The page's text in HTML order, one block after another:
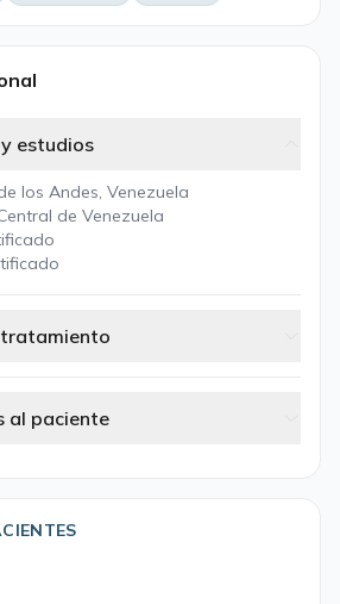
estudios
los Andes, Venezuela
de Venezuela
tratamiento
al paciente